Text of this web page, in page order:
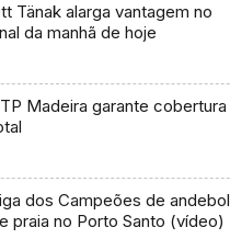
Tänak alarga vantagem no
da manhã de hoje
Madeira garante cobertura
dos Campeões de andebol
praia no Porto Santo (vídeo)